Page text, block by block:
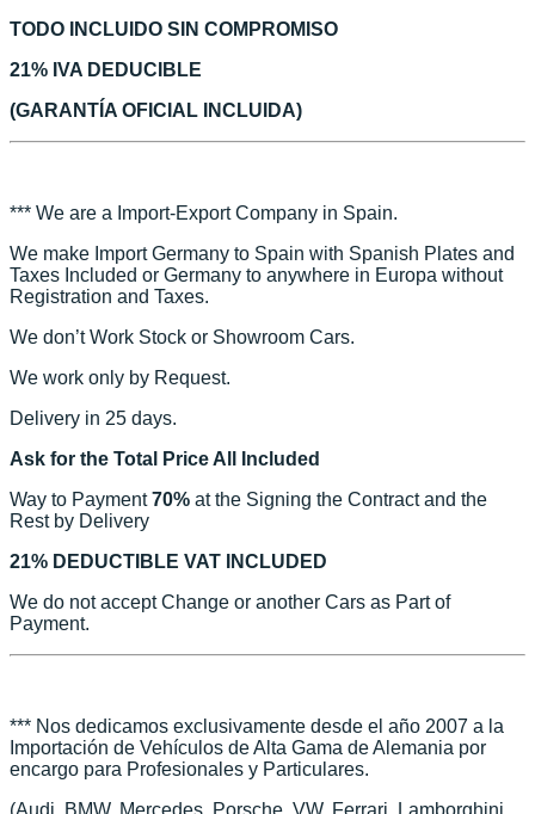
TODO INCLUIDO SIN COMPROMISO
21% IVA DEDUCIBLE
(GARANTÍA OFICIAL INCLUIDA)
*** We are a Import-Export Company in Spain.
We make Import Germany to Spain with Spanish Plates and
Taxes Included or Germany to anywhere in Europa without
Registration and Taxes.
We don’t Work Stock or Showroom Cars.
We work only by Request.
Delivery in 25 days.
Ask for the Total Price All Included
Way to Payment70% at the Signing the Contract and the
Rest by Delivery
21% DEDUCTIBLE VAT INCLUDED
We do not accept Change or another Cars as Part of
Payment.
*** Nos dedicamos exclusivamente desde el año 2007 a la
Importación de Vehículos de Alta Gama de Alemania por
encargo para Profesionales y Particulares.
(Audi, BMW, Mercedes, Porsche, VW, Ferrari, Lamborghini,